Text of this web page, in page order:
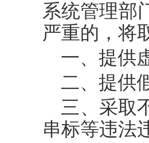
系统管理部
严重的，将
一、提供
二、提供
三、采取
串标等违法